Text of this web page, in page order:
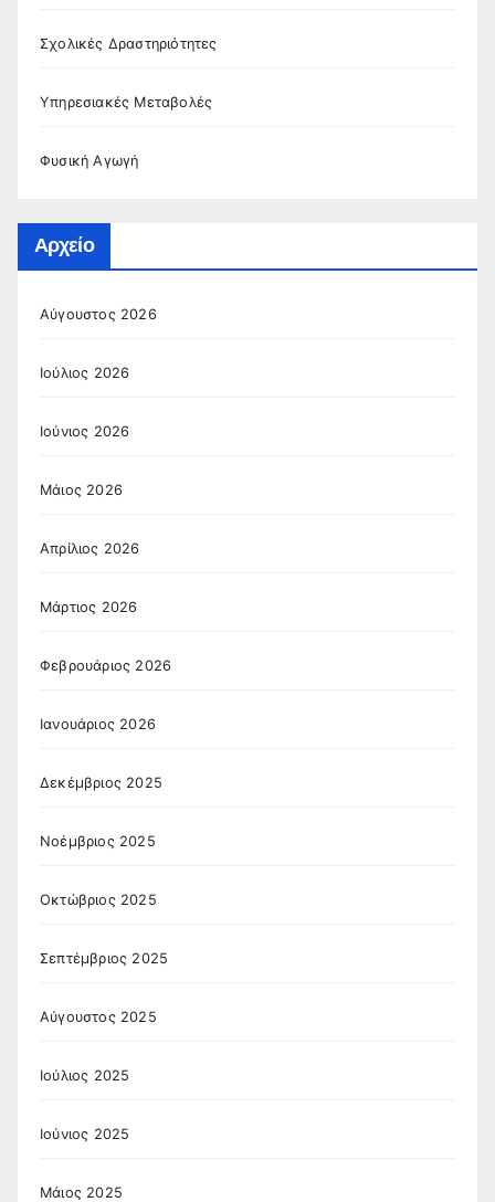
Σχολικές Δραστηριότητες
Υπηρεσιακές Μεταβολές
Φυσική Αγωγή
Αρχείο
Αύγουστος 2026
Ιούλιος 2026
Ιούνιος 2026
Μάιος 2026
Απρίλιος 2026
Μάρτιος 2026
Φεβρουάριος 2026
Ιανουάριος 2026
Δεκέμβριος 2025
Νοέμβριος 2025
Οκτώβριος 2025
Σεπτέμβριος 2025
Αύγουστος 2025
Ιούλιος 2025
Ιούνιος 2025
Μάιος 2025